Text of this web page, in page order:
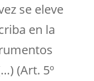
se eleve
en la
(Art. 5º